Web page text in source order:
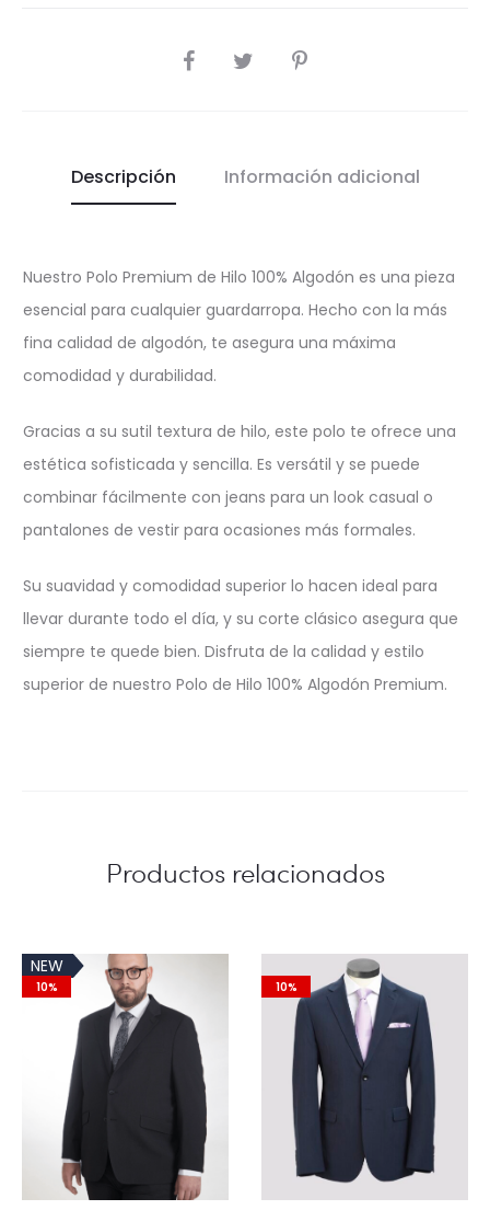
COMPARTIR
Descripción Información adicional
Nuestro Polo Premium de Hilo 100% Algodón es una pieza
esencial para cualquier guardarropa. Hecho con la más
fina calidad de algodón, te asegura una máxima
comodidad y durabilidad.
Gracias a su sutil textura de hilo, este polo te ofrece una
estética sofisticada y sencilla. Es versátil y se puede
combinar fácilmente con jeans para un look casual o
pantalones de vestir para ocasiones más formales.
Su suavidad y comodidad superior lo hacen ideal para
llevar durante todo el día, y su corte clásico asegura que
siempre te quede bien. Disfruta de la calidad y estilo
superior de nuestro Polo de Hilo 100% Algodón Premium.
Productos relacionados
NEW
10% 10%